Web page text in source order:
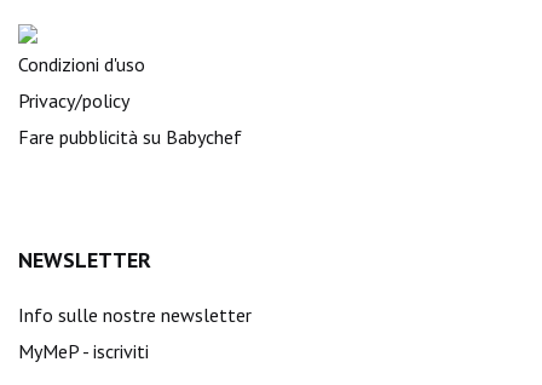
Condizioni d'uso
Privacy/policy
Fare pubblicità su Babychef
NEWSLETTER
Info sulle nostre newsletter
MyMeP - iscriviti